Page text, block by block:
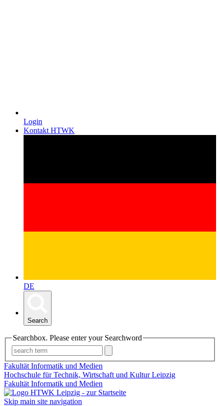
Login
Kontakt HTWK
DE
Search
Searchbox. Please enter your Searchword
Fakultät Informatik und Medien
Hochschule für Technik, Wirtschaft und Kultur Leipzig
Fakultät Informatik und Medien
Skip main site navigation